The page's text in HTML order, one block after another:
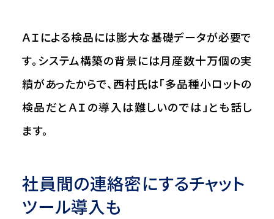
ＡＩによる検品には膨大な基礎データが必要で
す。システム構築の背景には月産数十万個の実
績があったからで、西村氏は「多品種小ロットの
検品だとＡＩの導入は難しいのでは」とも話し
ます。
社員間の連絡密にするチャット
ツール導入も